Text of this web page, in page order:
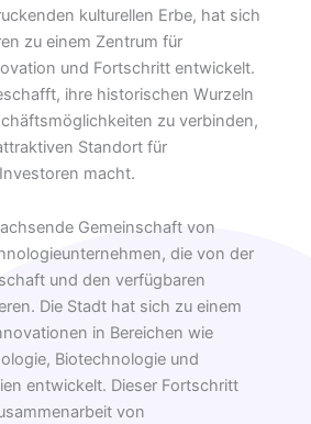
kulturellen Erbe, hat sich
zu einem Zentrum für
und Fortschritt entwickelt.
ihre historischen Wurzeln
zu verbinden,
Standort für
macht.
Gemeinschaft von
die von der
und den verfügbaren
Die Stadt hat sich zu einem
in Bereichen wie
Biotechnologie und
entwickelt. Dieser Fortschritt
von